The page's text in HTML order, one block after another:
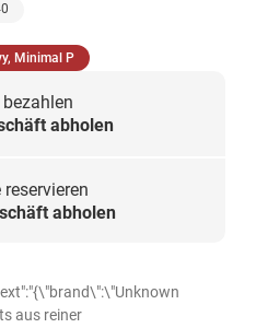
Minimal P(ausgewählt)
abholen
reservieren
abholen
aus reiner